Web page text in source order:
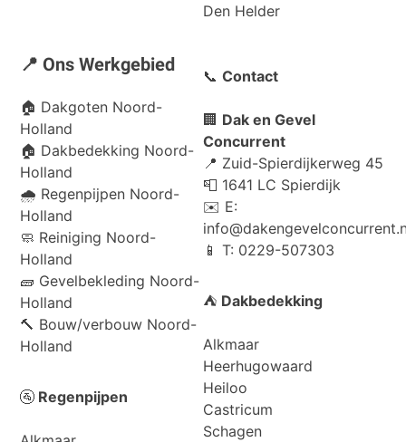
Den Helder
📍 Ons Werkgebied
🏠 Dakgoten Noord-
Holland
🏠 Dakbedekking Noord-
Holland
🌧️ Regenpijpen Noord-
Holland
🧼 Reiniging Noord-
Holland
🧱 Gevelbekleding Noord-
Holland
🔨 Bouw/verbouw Noord-
Holland
🚰 Regenpijpen
📞 Contact
🏢 Dak en Gevel
Concurrent
📍 Zuid-Spierdijkerweg 45
📮 1641 LC Spierdijk
✉️ E:
📱 T: 0229-507303
⛺ Dakbedekking
Alkmaar
Heerhugowaard
Heiloo
Castricum
Schagen